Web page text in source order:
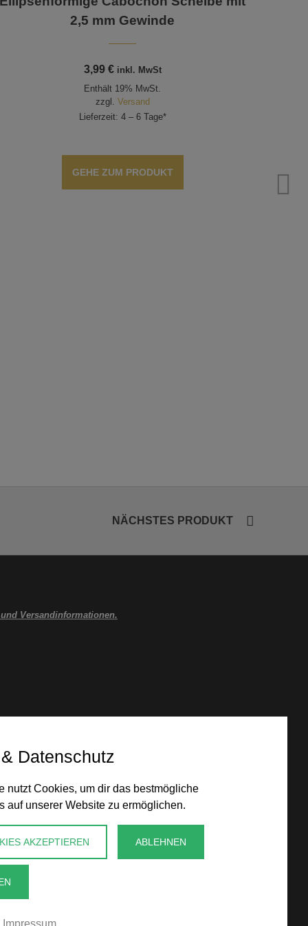
2,5 mm Gewinde
3,99 € inkl. MwSt
Enthält 19% MwSt.
zzgl. Versand
Lieferzeit: 4 – 6 Tage*
GEHE ZUM PRODUKT
NÄCHSTES PRODUKT
Versandinformationen.
Datenschutz
nutzt Cookies, um dir das bestmögliche
auf unserer Website zu ermöglichen.
AKZEPTIEREN ABLEHNEN
Impressum